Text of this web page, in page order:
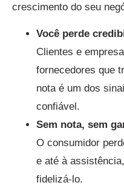
crescimento do seu
Você perde
Clientes e
fornecedores que
nota é um dos
confiável.
Sem nota, sem
O consumidor
e até à
fidelizá-lo.